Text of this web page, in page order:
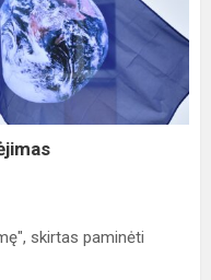
skirtas paminėti